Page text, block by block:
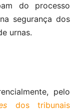
do processo
segurança dos
urnas.
pelo
dos tribunais